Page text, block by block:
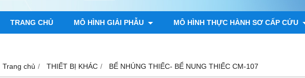
TRANG CHỦ MÔ HÌNH GIẢI PHẪU MÔ HÌNH THỰC HÀNH SƠ CẤP CỨU
Trang chủ THIẾT BỊ KHÁC BỂ NHÚNG THIẾC- BỂ NUNG THIẾC CM-107